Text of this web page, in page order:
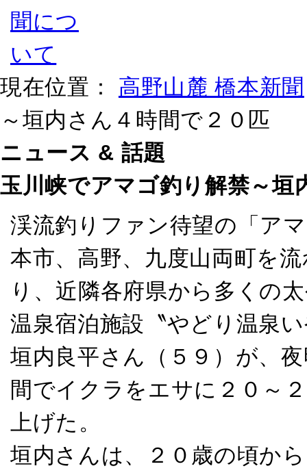
現在位置： 高野山麓 橋本新聞
～垣内さん４時間で２０匹
ニュース & 話題
玉川峡でアマゴ釣り解禁～垣
渓流釣りファン待望の「ア
本市、高野、九度山両町を
り、近隣各府県から多くの
温泉宿泊施設〝やどり温泉
垣内良平さん（５９）が、
間でイクラをエサに２０～
上げた。
垣内さんは、２０歳の頃か